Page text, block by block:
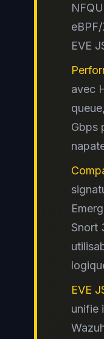
EVE
avec
Gbps
Snort
EVE
unifie